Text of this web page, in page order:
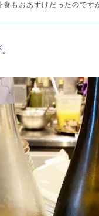
食もおあずけだったので